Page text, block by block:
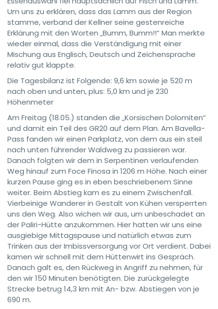
Um uns zu erklären, dass das Lamm aus der Region
stamme, verband der Kellner seine gestenreiche
Erklärung mit den Worten „Bumm, Bumm!!“ Man merkte
wieder einmal, dass die Verständigung mit einer
Mischung aus Englisch, Deutsch und Zeichensprache
relativ gut klappte.
Die Tagesbilanz ist Folgende: 9,6 km sowie je 520 m
nach oben und unten, plus: 5,0 km und je 230
Höhenmeter
Am Freitag (18.05.) standen die „Korsischen Dolomiten“
und damit ein Teil des GR20 auf dem Plan. Am Bavella-
Pass fanden wir einen Parkplatz, von dem aus ein steil
nach unten führender Waldweg zu passieren war.
Danach folgten wir dem in Serpentinen verlaufenden
Weg hinauf zum Foce Finosa in 1206 m Höhe. Nach einer
kurzen Pause ging es in eben beschriebenem Sinne
weiter. Beim Abstieg kam es zu einem Zwischenfall.
Vierbeinige Wanderer in Gestalt von Kühen versperrten
uns den Weg. Also wichen wir aus, um unbeschadet an
der Paliri-Hütte anzukommen. Hier hatten wir uns eine
ausgiebige Mittagspause und natürlich etwas zum
Trinken aus der Imbissversorgung vor Ort verdient. Dabei
kamen wir schnell mit dem Hüttenwirt ins Gespräch.
Danach galt es, den Rückweg in Angriff zu nehmen, für
den wir 150 Minuten benötigten. Die zurückgelegte
Strecke betrug 14,3 km mit An- bzw. Abstiegen von je
690 m.